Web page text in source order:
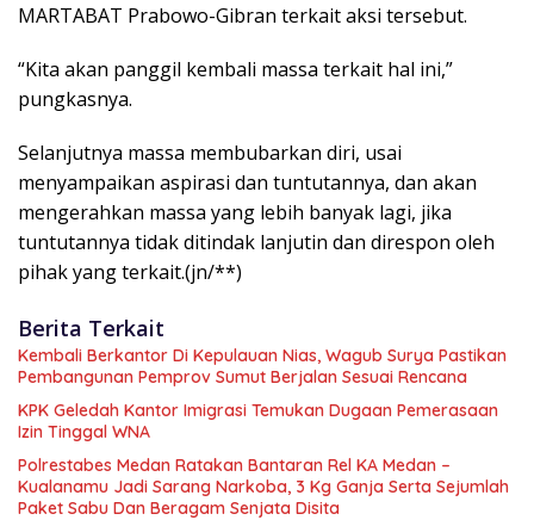
MARTABAT Prabowo-Gibran terkait aksi tersebut.
“Kita akan panggil kembali massa terkait hal ini,”
pungkasnya.
Selanjutnya massa membubarkan diri, usai
menyampaikan aspirasi dan tuntutannya, dan akan
mengerahkan massa yang lebih banyak lagi, jika
tuntutannya tidak ditindak lanjutin dan direspon oleh
pihak yang terkait.(jn/**)
Berita Terkait
Kembali Berkantor Di Kepulauan Nias, Wagub Surya Pastikan
Pembangunan Pemprov Sumut Berjalan Sesuai Rencana
KPK Geledah Kantor Imigrasi Temukan Dugaan Pemerasaan
Izin Tinggal WNA
Polrestabes Medan Ratakan Bantaran Rel KA Medan –
Kualanamu Jadi Sarang Narkoba, 3 Kg Ganja Serta Sejumlah
Paket Sabu Dan Beragam Senjata Disita